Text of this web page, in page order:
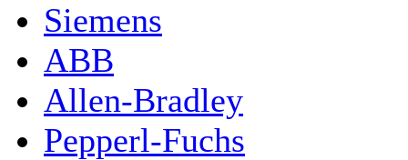
Siemens
ABB
Allen-Bradley
Pepperl-Fuchs